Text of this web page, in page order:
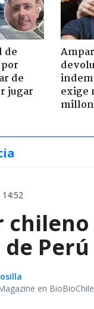
de
de
jugar
exige
en BioBioChile